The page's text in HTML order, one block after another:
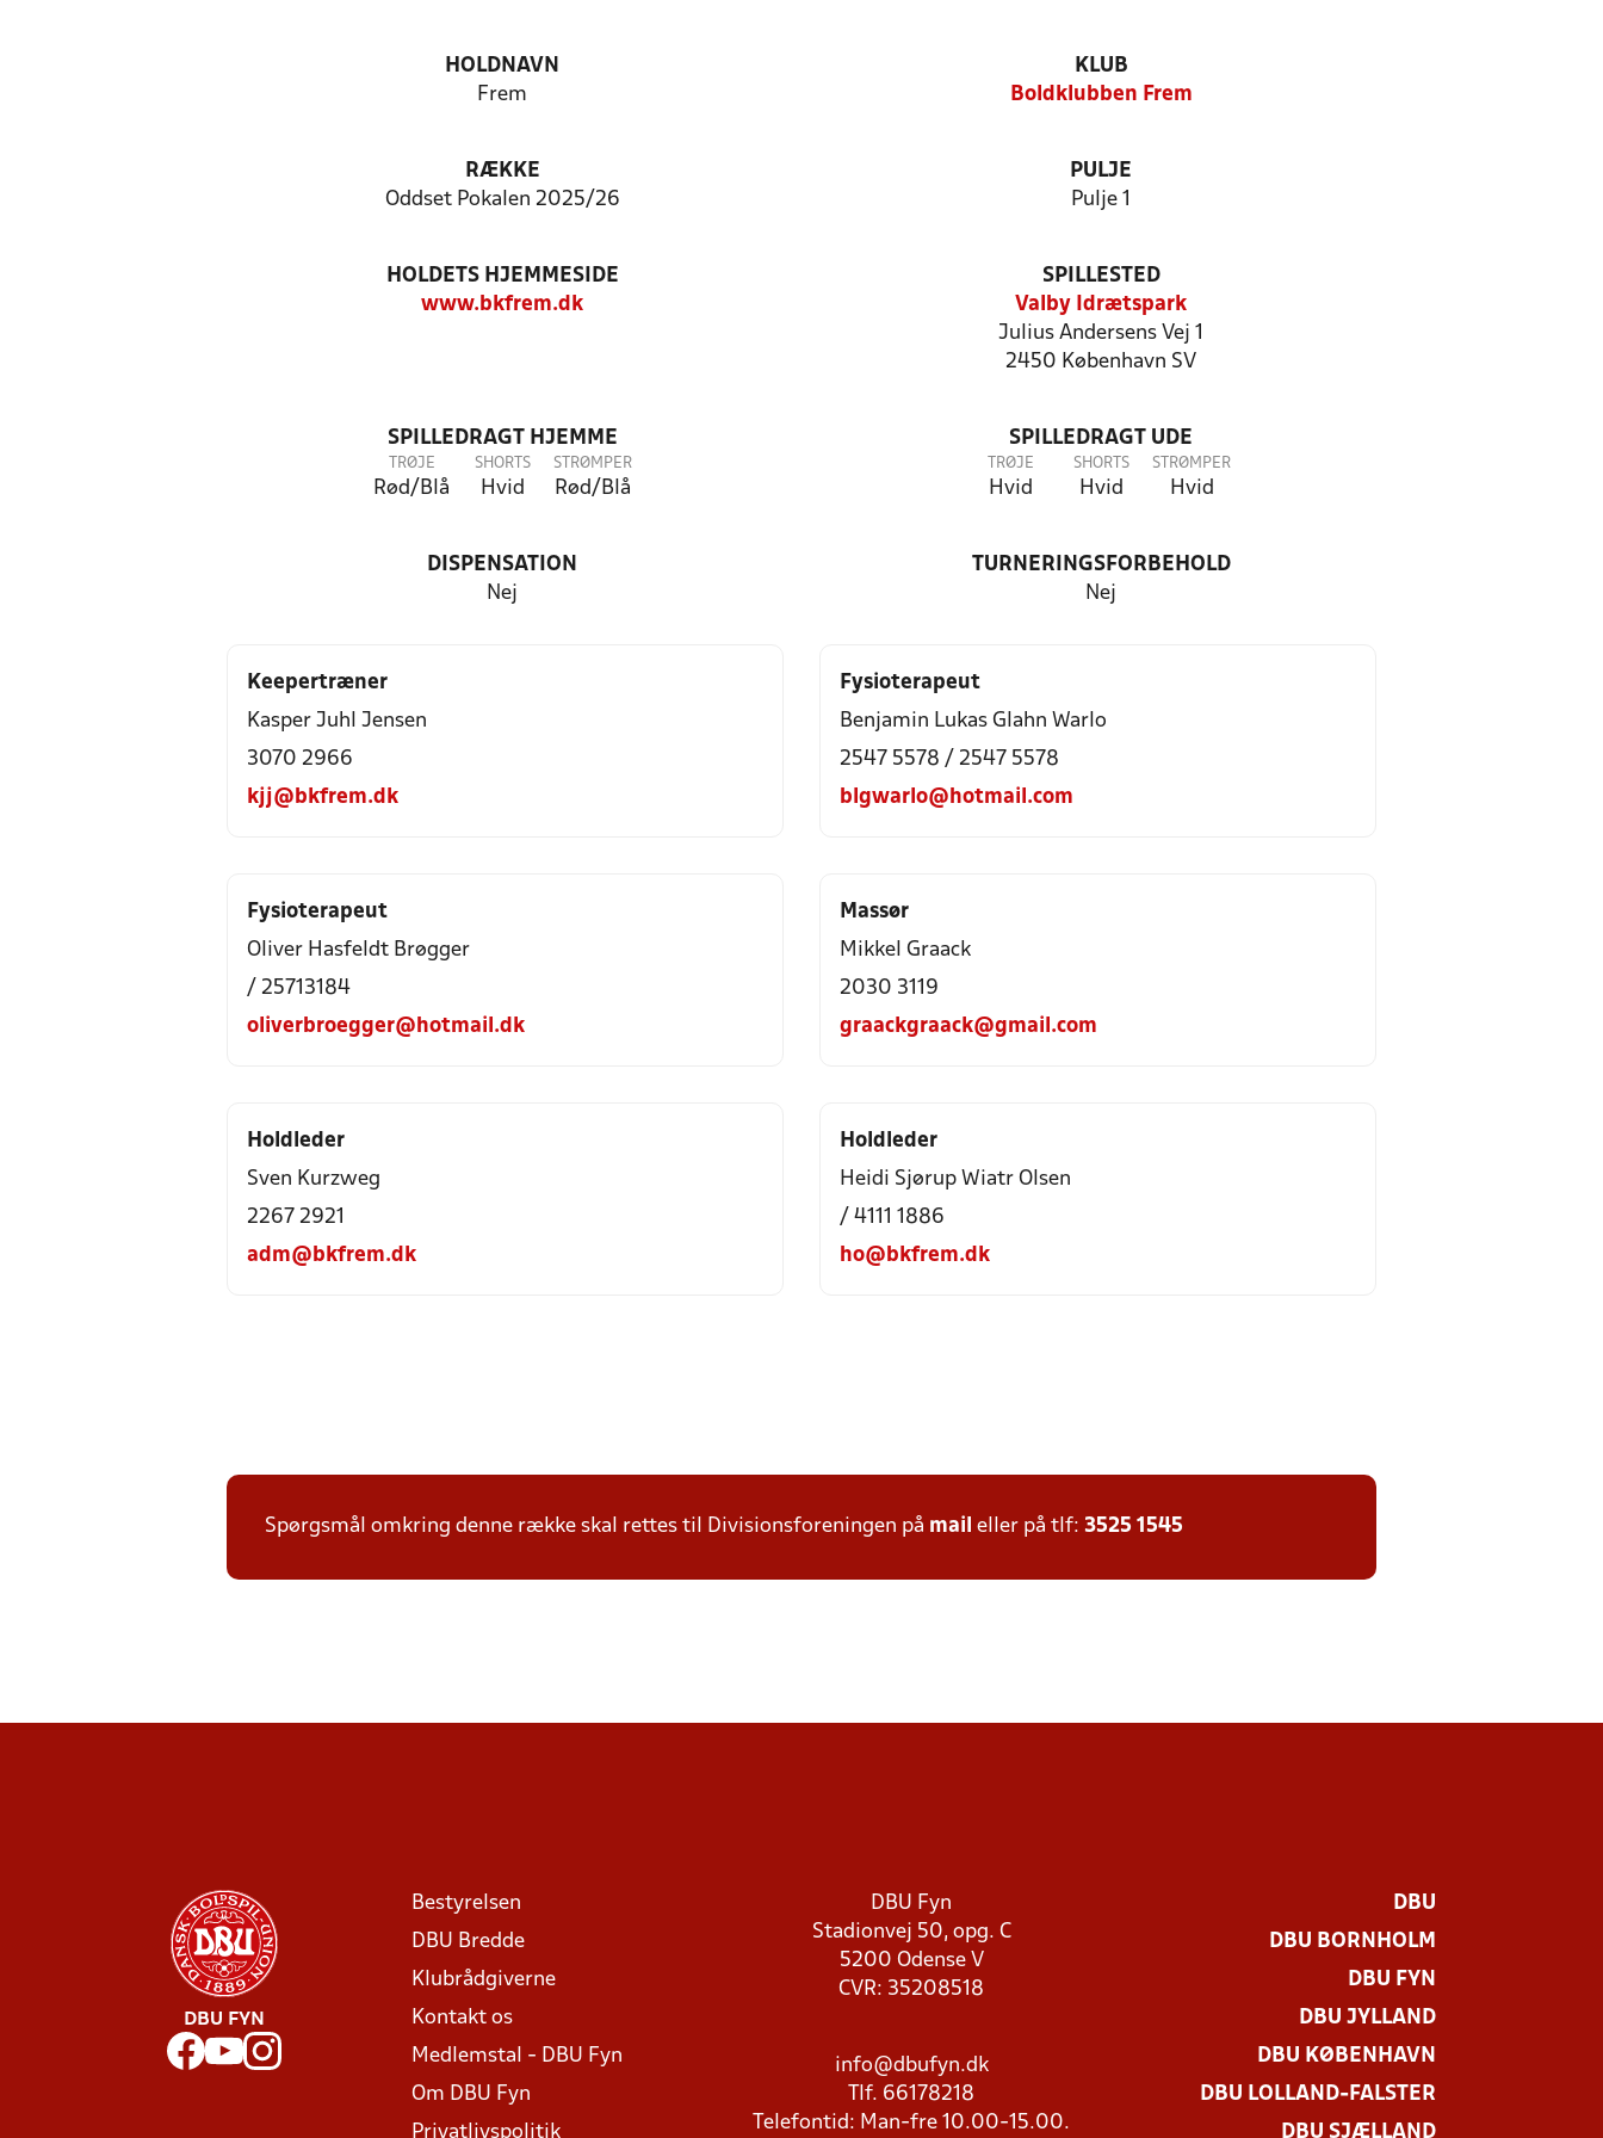
HOLDNAVN
Frem
KLUB
Boldklubben Frem
RÆKKE
Oddset Pokalen 2025/26
PULJE
Pulje 1
HOLDETS HJEMMESIDE
www.bkfrem.dk
SPILLESTED
Valby Idrætspark
Julius Andersens Vej 1
2450 København SV
SPILLEDRAGT HJEMME
TRØJE
Rød/Blå
SHORTS
Hvid
STRØMPER
Rød/Blå
SPILLEDRAGT UDE
TRØJE
Hvid
SHORTS
Hvid
STRØMPER
Hvid
DISPENSATION
Nej
TURNERINGSFORBEHOLD
Nej
Keepertræner
Kasper Juhl Jensen
3070 2966
kjj@bkfrem.dk
Fysioterapeut
Benjamin Lukas Glahn Warlo
2547 5578 / 2547 5578
blgwarlo@hotmail.com
Fysioterapeut
Oliver Hasfeldt Brøgger
/ 25713184
oliverbroegger@hotmail.dk
Massør
Mikkel Graack
2030 3119
graackgraack@gmail.com
Holdleder
Sven Kurzweg
2267 2921
adm@bkfrem.dk
Holdleder
Heidi Sjørup Wiatr Olsen
/ 4111 1886
ho@bkfrem.dk
Spørgsmål omkring denne række skal rettes til Divisionsforeningen på mail eller på tlf: 3525 1545
DBU FYN
Bestyrelsen
DBU Bredde
Klubrådgiverne
Kontakt os
Medlemstal - DBU Fyn
Om DBU Fyn
Privatlivspolitik
DBU Fyn
Stadionvej 50, opg. C
5200 Odense V
CVR: 35208518
info@dbufyn.dk
Tlf. 66178218
Telefontid: Man-fre 10.00-15.00.
DBU
DBU BORNHOLM
DBU FYN
DBU JYLLAND
DBU KØBENHAVN
DBU LOLLAND-FALSTER
DBU SJÆLLAND